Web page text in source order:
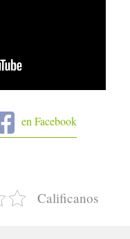
en Facebook
Calificanos